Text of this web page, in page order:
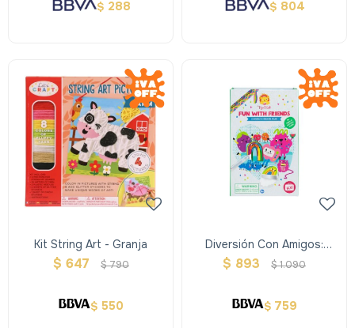
$ 288 $ 804
Kit String Art - Granja
$ 647 $790
$ 550
Diversión Con Amigos:
Conéctate, Juega, Crea
$ 893 $1.090
$ 759